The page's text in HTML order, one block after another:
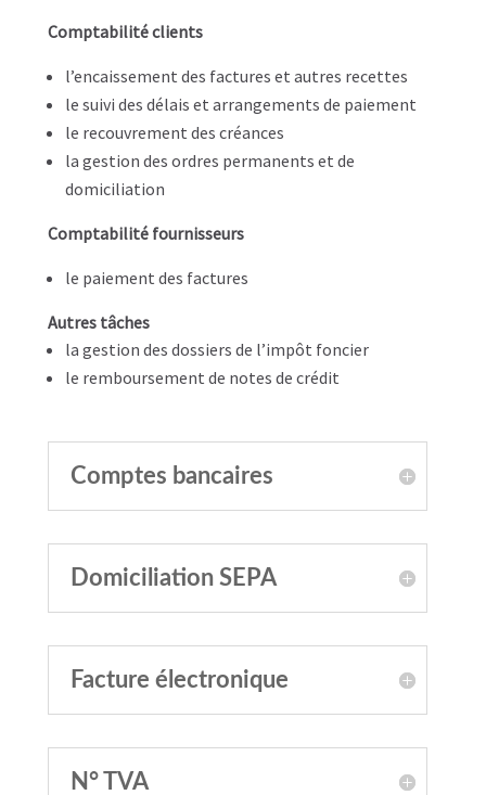
Comptabilité clients
l’encaissement des factures et autres recettes
le suivi des délais et arrangements de paiement
le recouvrement des créances
la gestion des ordres permanents et de
domiciliation
Comptabilité fournisseurs
le paiement des factures
Autres tâches
la gestion des dossiers de l’impôt foncier
le remboursement de notes de crédit
Comptes bancaires
Domiciliation SEPA
Facture électronique
N° TVA